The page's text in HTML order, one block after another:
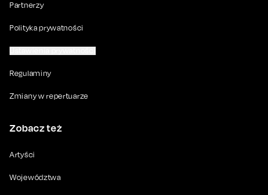
Partnerzy
Polityka prywatności
Regulaminy
Zmiany w repertuarze
Zobacz też
Artyści
Województwa